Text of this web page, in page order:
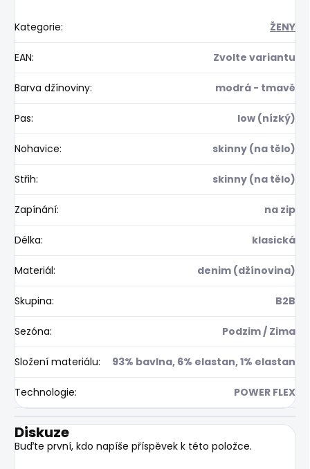
Kategorie: ŽENY
EAN: Zvolte variantu
Barva džínoviny: modrá - tmavě
Pas: low (nízký)
Nohavice: skinny (na tělo)
Střih: skinny (na tělo)
Zapínání: na zip
Délka: klasická
Materiál: denim (džínovina)
Skupina: B2B
Sezóna: Podzim / Zima
Složení materiálu: 93% bavlna, 6% elastan, 1% elastan
Technologie: POWER FLEX
Diskuze
Buďte první, kdo napíše příspěvek k této položce.